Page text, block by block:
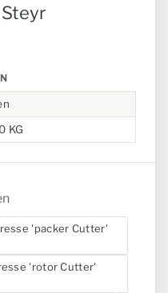
KG
'packer Cutter'
'rotor Cutter'